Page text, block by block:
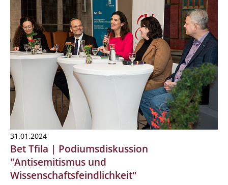
31.01.2024
Bet Tfila | Podiumsdiskussion
"Antisemitismus und
Wissenschaftsfeindlichkeit"